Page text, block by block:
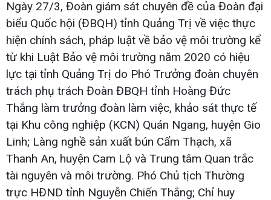
Ngày 27/3, Đoàn giám sát chuyên đề của Đoàn đại
biểu Quốc hội (ĐBQH) tỉnh Quảng Trị về việc thực
hiện chính sách, pháp luật về bảo vệ môi trường kể
từ khi Luật Bảo vệ môi trường năm 2020 có hiệu
lực tại tỉnh Quảng Trị do Phó Trưởng đoàn chuyên
trách phụ trách Đoàn ĐBQH tỉnh Hoàng Đức
Thắng làm trưởng đoàn làm việc, khảo sát thực tế
tại Khu công nghiệp (KCN) Quán Ngang, huyện Gio
Linh; Làng nghề sản xuất bún Cẩm Thạch, xã
Thanh An, huyện Cam Lộ và Trung tâm Quan trắc
tài nguyên và môi trường. Phó Chủ tịch Thường
trực HĐND tỉnh Nguyễn Chiến Thắng; Chỉ huy